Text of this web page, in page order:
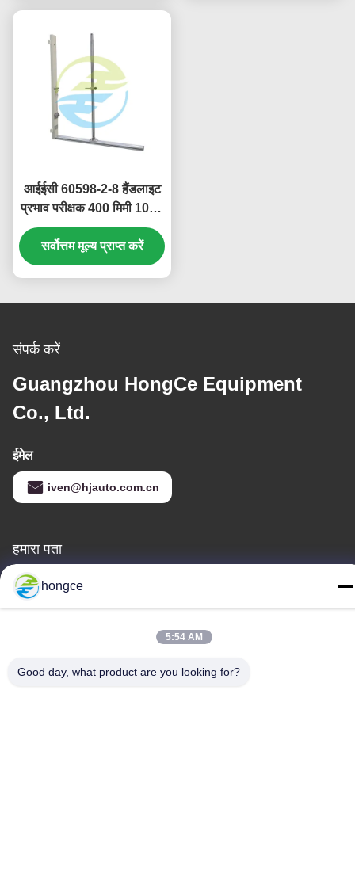
आईईसी 60598-2-8 हैंडलाइट
प्रभाव परीक्षक 400 मिमी 1000
मिमी गिरावट ऊंचाई
सर्वोत्तम मूल्य प्राप्त करें
संपर्क करें
Guangzhou HongCe Equipment
Co., Ltd.
ईमेल
iven@hjauto.com.cn
हमारा पता
पता :
No.6-39, याओगु फार्म, शिबी No.3 गांव, शिबी स्ट्रीट, पान्यू जिला, गुआंगज़ौ
hongce
5:54 AM
Good day, what product are you looking for?